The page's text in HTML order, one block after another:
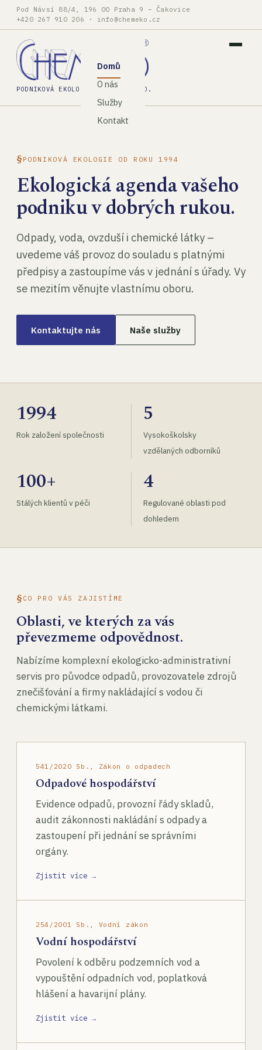
Pod Návsí 88/4, 196 00 Praha 9 – Čakovice
+420 267 910 206 · info@chemeko.cz
PODNIKOVÁ EKOLOGIE, SPOL. S R.O.
Domů
O nás
Služby
Kontakt
PODNIKOVÁ EKOLOGIE OD ROKU 1994
Ekologická agenda vašeho
podniku v dobrých rukou.
Odpady, voda, ovzduší i chemické látky –
uvedeme váš provoz do souladu s platnými
předpisy a zastoupíme vás v jednání s úřady. Vy
se mezitím věnujte vlastnímu oboru.
Kontaktujte nás Naše služby
1994
Rok založení společnosti
5
Vysokoškolsky
vzdělaných odborníků
100+
Stálých klientů v péči
4
Regulované oblasti pod
dohledem
CO PRO VÁS ZAJISTÍME
Oblasti, ve kterých za vás
převezmeme odpovědnost.
Nabízíme komplexní ekologicko-administrativní
servis pro původce odpadů, provozovatele zdrojů
znečišťování a firmy nakládající s vodou či
chemickými látkami.
541/2020 Sb., Zákon o odpadech
Odpadové hospodářství
Evidence odpadů, provozní řády skladů,
audit zákonnosti nakládání s odpady a
zastoupení při jednání se správními
orgány.
Zjistit více →
254/2001 Sb., Vodní zákon
Vodní hospodářství
Povolení k odběru podzemních vod a
vypouštění odpadních vod, poplatková
hlášení a havarijní plány.
Zjistit více →